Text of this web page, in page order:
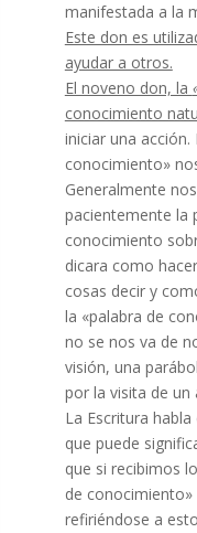
manifestada a la
Este don es
ayudar a otros.
El noveno don, la
conocimiento
iniciar una
co­nocimiento»
Generalmente
pacientemente la
conocimiento
dicara como
cosas decir y
la «palabra de
no se nos va de
visión, una
por la visita de un
La Escritura
que puede
que si reci­bimos
de conocimiento»
refiriéndose a